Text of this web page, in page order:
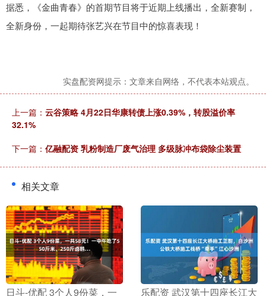
据悉，《金曲青春》的首期节目将于近期上线播出，全新赛制，
全新身份，一起期待张艺兴在节目中的惊喜表现！
实盘配资网提示：文章来自网络，不代表本站观点。
上一篇： 云谷策略 4月22日华康转债上涨0.39%，转股溢价率
32.1%
下一篇： 亿融配资 乳粉制造厂废气治理 多级脉冲布袋除尘装置
相关文章
​日斗-优配 3个人9份菜，一
​乐配资 武汉第十四座长江大